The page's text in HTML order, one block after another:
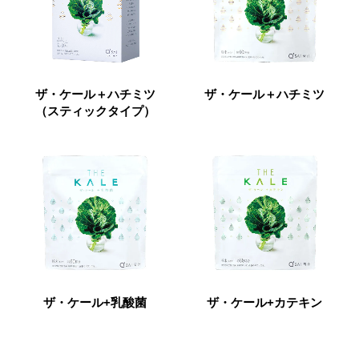
ザ・ケール＋ハチミツ
（スティックタイプ）
ザ・ケール＋ハチミツ
ザ・ケール+乳酸菌 ザ・ケール+カテキン